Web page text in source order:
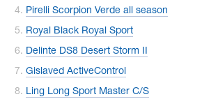
Pirelli Scorpion Verde all season
Royal Black Royal Sport
Delinte DS8 Desert Storm II
Gislaved ActiveControl
Ling Long Sport Master C/S